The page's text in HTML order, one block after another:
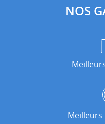
NOS
Meilleurs